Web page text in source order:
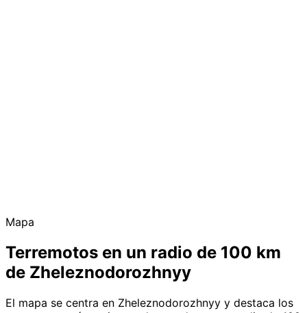
Mapa
Terremotos en un radio de 100 km
de Zheleznodorozhnyy
El mapa se centra en Zheleznodorozhnyy y destaca los